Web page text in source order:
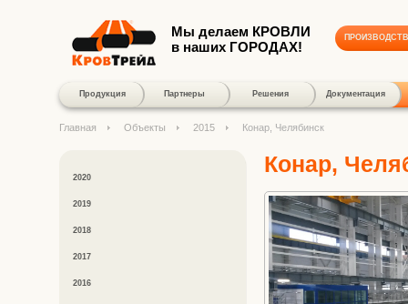
Мы делаем КРОВЛИ
в наших ГОРОДАХ!
Продукция Партнеры Решения Документация
Главная Объекты 2015 Конар, Челябинск
2020
2019
2018
2017
2016
Конар,